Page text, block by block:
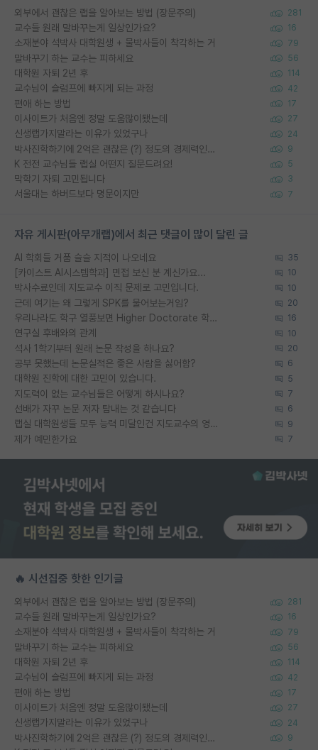
외부에서 괜찮은 랩을 알아보는 방법 (장문주의) 281
교수들 원래 말바꾸는게 일상인가요? 16
소재분야 석박사 대학원생 + 물박사들이 착각하는 거 79
말바꾸기 하는 교수는 피하세요 56
대학원 자퇴 2년 후 114
교수님이 슬럼프에 빠지게 되는 과정 42
편애 하는 방법 17
이사이트가 처음엔 정말 도움많이됐는데 27
신생랩가지말라는 이유가 있었구나 24
박사진학하기에 2억은 괜찮은 (?) 정도의 경제력인가요 9
K 전전 교수님들 랩실 어떤지 질문드려요! 5
막학기 자퇴 고민됩니다 3
서울대는 하버드보다 명문이지만 7
자유 게시판(아무개랩)에서 최근 댓글이 많이 달린 글
AI 학회들 거품 슬슬 지적이 나오네요 35
[카이스트 AI시스템학과] 면접 보신 분 계신가요... 10
박사수료인데 지도교수 이직 문제로 고민입니다. 10
근데 여기는 왜 그렇게 SPK를 물어보는거임? 20
우리나라도 학구 열풍보면 Higher Doctorate 학위가 필요하다고 봅니다. 16
연구실 후배와의 관계 10
석사 1학기부터 원래 논문 작성을 하나요? 20
공부 못했는데 논문실적은 좋은 사람을 싫어함? 6
대학원 진학에 대한 고민이 있습니다. 5
지도력이 없는 교수님들은 어떻게 하시나요? 7
선배가 자꾸 논문 저자 탐내는 것 같습니다 6
랩실 대학원생들 모두 능력 미달인건 지도교수의 영향 아닌가? 9
제가 예민한가요 7
🔥 시선집중 핫한 인기글
외부에서 괜찮은 랩을 알아보는 방법 (장문주의) 281
교수들 원래 말바꾸는게 일상인가요? 16
소재분야 석박사 대학원생 + 물박사들이 착각하는 거 79
말바꾸기 하는 교수는 피하세요 56
대학원 자퇴 2년 후 114
교수님이 슬럼프에 빠지게 되는 과정 42
편애 하는 방법 17
이사이트가 처음엔 정말 도움많이됐는데 27
신생랩가지말라는 이유가 있었구나 24
박사진학하기에 2억은 괜찮은 (?) 정도의 경제력인가요 9